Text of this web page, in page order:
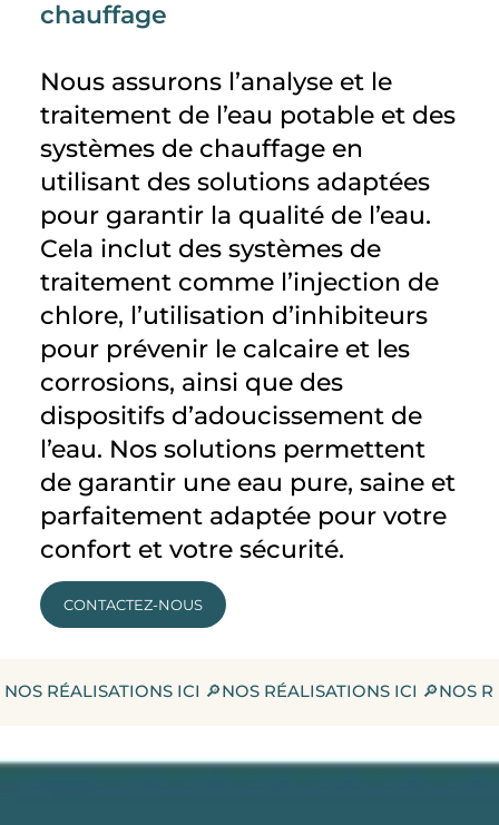
chauffage
Nous assurons l’analyse et le
traitement de l’eau potable et des
systèmes de chauffage en
utilisant des solutions adaptées
pour garantir la qualité de l’eau.
Cela inclut des systèmes de
traitement comme l’injection de
chlore, l’utilisation d’inhibiteurs
pour prévenir le calcaire et les
corrosions, ainsi que des
dispositifs d’adoucissement de
l’eau. Nos solutions permettent
de garantir une eau pure, saine et
parfaitement adaptée pour votre
confort et votre sécurité.
CONTACTEZ-NOUS
NOS RÉALISATIONS ICI 🔎